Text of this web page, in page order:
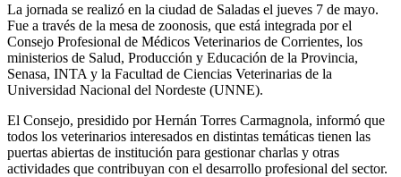
La jornada se realizó en la ciudad de Saladas el jueves 7 de mayo.
Fue a través de la mesa de zoonosis, que está integrada por el
Consejo Profesional de Médicos Veterinarios de Corrientes, los
ministerios de Salud, Producción y Educación de la Provincia,
Senasa, INTA y la Facultad de Ciencias Veterinarias de la
Universidad Nacional del Nordeste (UNNE).
El Consejo, presidido por Hernán Torres Carmagnola, informó que
todos los veterinarios interesados en distintas temáticas tienen las
puertas abiertas de institución para gestionar charlas y otras
actividades que contribuyan con el desarrollo profesional del sector.